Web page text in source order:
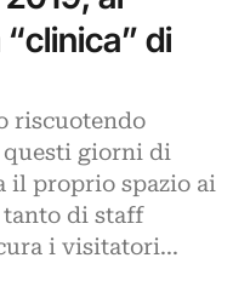
di
riscuotendo
giorni di
il proprio spazio ai
di staff
i visitatori...